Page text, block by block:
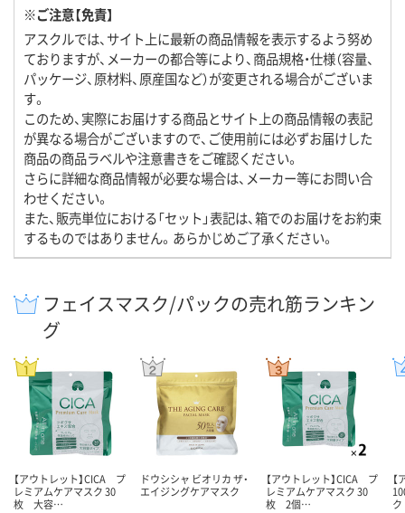
※ご注意【免責】
アスクルでは、サイト上に最新の商品情報を表示するよう努め
ておりますが、メーカーの都合等により、商品規格・仕様（容量、
パッケージ、原材料、原産国など）が変更される場合がございま
す。
このため、実際にお届けする商品とサイト上の商品情報の表記
が異なる場合がございますので、ご使用前には必ずお届けした
商品の商品ラベルや注意書きをご確認ください。
さらに詳細な商品情報が必要な場合は、メーカー等にお問い合
わせください。
また、販売単位における「セット」表記は、箱でのお届けをお約束
するものではありません。あらかじめご了承ください。
フェイスマスク/パックの売れ筋ランキン
グ
【アウトレット】CICA プ
レミアムケアマスク 30
枚 大容…
ドウシシャ ビオリカ ザ・
エイジングケアマスク
【アウトレット】CICA プ
レミアムケアマスク 30
枚 2個…